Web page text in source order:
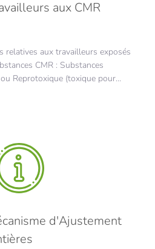
aux CMR
relatives aux travailleurs exposés
CMR : Substances
Reprotoxique (toxique pour…
d'Ajustement